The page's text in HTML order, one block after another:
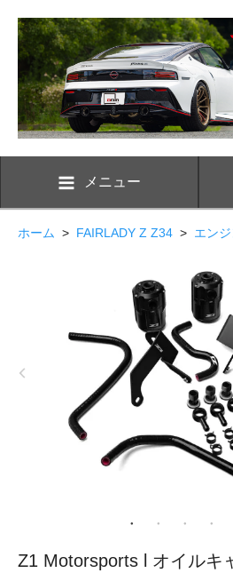
メニュー
ホーム > FAIRLADY Z Z34 > エン
Z1 Motorsports l オイルキ